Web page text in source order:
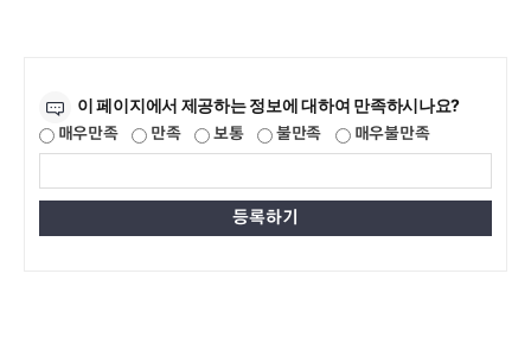
이 페이지에서 제공하는 정보에 대하여 만족하시나요?
매우만족 만족 보통 불만족 매우불만족